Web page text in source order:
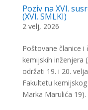
Poziv na XVI.
(XVI. SMLKI)
2 velj, 2026
Poštovane članice i
kemijskih inženjera
održati 19. i 20.
Fakultetu
Marka Marulića